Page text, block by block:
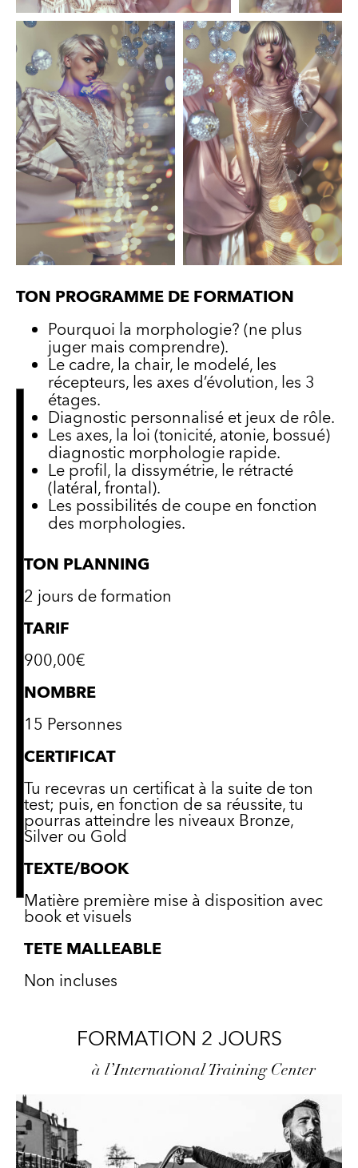
TON PROGRAMME DE FORMATION
Pourquoi la morphologie? (ne plus
juger mais comprendre).
Le cadre, la chair, le modelé, les
récepteurs, les axes d’évolution, les 3
étages.
Diagnostic personnalisé et jeux de rôle.
Les axes, la loi (tonicité, atonie, bossué)
diagnostic morphologie rapide.
Le profil, la dissymétrie, le rétracté
(latéral, frontal).
Les possibilités de coupe en fonction
des morphologies.
TON PLANNING
2 jours de formation
TARIF
900,00€
NOMBRE
15 Personnes
CERTIFICAT
Tu recevras un certificat à la suite de ton
test; puis, en fonction de sa réussite, tu
pourras atteindre les niveaux Bronze,
Silver ou Gold
TEXTE/BOOK
Matière première mise à disposition avec
book et visuels
TETE MALLEABLE
Non incluses
FORMATION 2 JOURS
à l’International Training Center